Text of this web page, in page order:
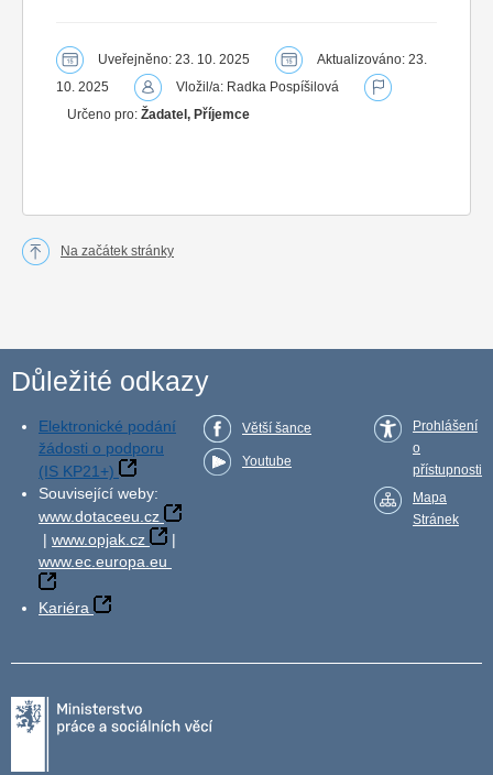
Uveřejněno: 23. 10. 2025
Aktualizováno: 23.
10. 2025
Vložil/a: Radka Pospíšilová
Určeno pro: Žadatel, Příjemce
Na začátek stránky
Důležité odkazy
Elektronické podání
žádosti o podporu
(IS KP21+)
Související weby:
www.dotaceeu.cz
| www.opjak.cz
|
www.ec.europa.eu
Kariéra
Větší šance
Youtube
Prohlášení
o
přístupnosti
Mapa
Stránek